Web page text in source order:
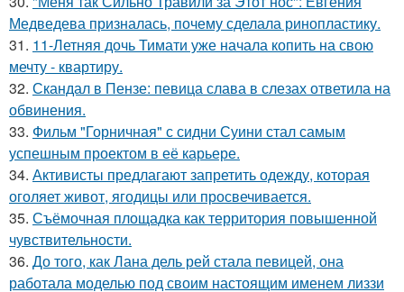
Медведева призналась, почему сделала ринопластику.
31. 11-Летняя дочь Тимати уже начала копить на свою
мечту - квартиру.
32. Скандал в Пензе: певица слава в слезах ответила на
обвинения.
33. Фильм "Горничная" с сидни Суини стал самым
успешным проектом в её карьере.
34. Активисты предлагают запретить одежду, которая
оголяет живот, ягодицы или просвечивается.
35. Съёмочная площадка как территория повышенной
чувствительности.
36. До того, как Лана дель рей стала певицей, она
работала моделью под своим настоящим именем лиззи